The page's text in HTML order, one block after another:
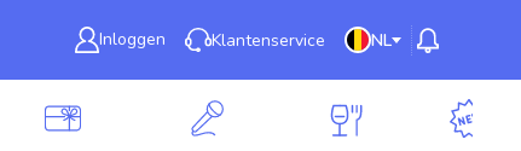
Inloggen Klantenservice NL